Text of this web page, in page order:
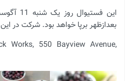
بعدازظهر برپا خواهد بود. شرکت در
Works, 550 Bayview Avenue,